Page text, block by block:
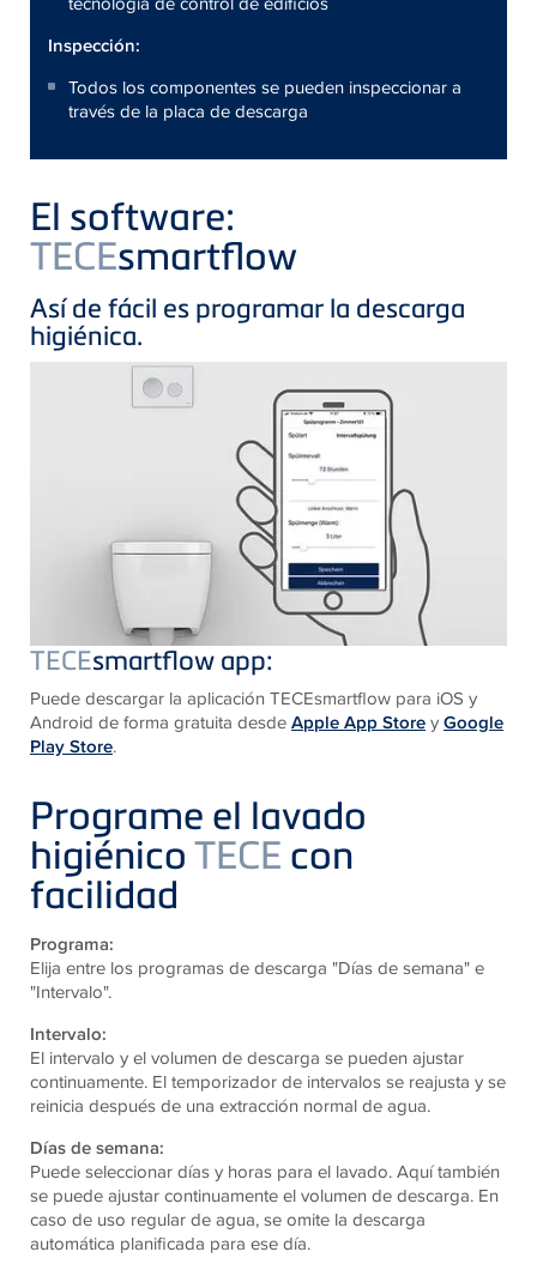
Inspección:
Todos los componentes se pueden inspeccionar a
través de la placa de descarga
El software:
TECEsmartflow
Así de fácil es programar la descarga
higiénica.
TECEsmartflow app:
Puede descargar la aplicación TECEsmartflow para iOS y
Android de forma gratuita desdeApple App StoreyGoogle
Play Store.
Programe el lavado
higiénicoTECE con
facilidad
Programa:
Elija entre los programas de descarga "Días de semana" e
"Intervalo".
Intervalo:
El intervalo y el volumen de descarga se pueden ajustar
continuamente. El temporizador de intervalos se reajusta y se
reinicia después de una extracción normal de agua.
Días de semana:
Puede seleccionar días y horas para el lavado. Aquí también
se puede ajustar continuamente el volumen de descarga. En
caso de uso regular de agua, se omite la descarga
automática planificada para ese día.